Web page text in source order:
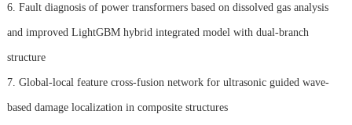
6. Fault diagnosis of power transformers based on dissolved gas analysis
and improved LightGBM hybrid integrated model with dual-branch
structure
7. Global-local feature cross-fusion network for ultrasonic guided wave-
based damage localization in composite structures